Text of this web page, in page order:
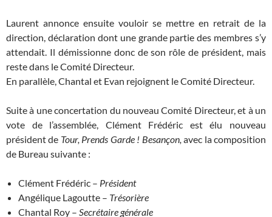
Laurent annonce ensuite vouloir se mettre en retrait de la
direction, déclaration dont une grande partie des membres s’y
attendait. Il démissionne donc de son rôle de président, mais
reste dans le Comité Directeur.
En parallèle, Chantal et Evan rejoignent le Comité Directeur.
Suite à une concertation du nouveau Comité Directeur, et à un
vote de l’assemblée, Clément Frédéric est élu nouveau
président de Tour, Prends Garde ! Besançon,avec la composition
de Bureau suivante :
Clément Frédéric – Président
Angélique Lagoutte – Trésorière
Chantal Roy – Secrétaire générale